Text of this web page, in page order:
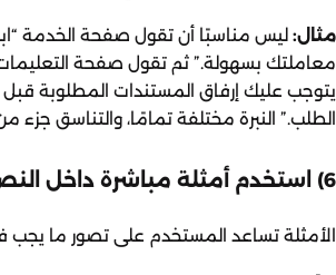
مثال: ليس مناسبًا أن تقول صفحة الخدمة
معاملتك بسهولة.” ثم تقول صفحة التعليمات
يتوجب عليك إرفاق المستندات المطلوبة
الطلب.” النبرة مختلفة تمامًا، والتناسق جزء
6) استخدم أمثلة مباشرة داخل النص لتعزيز الفهم
الأمثلة تساعد المستخدم على تصور ما يجب